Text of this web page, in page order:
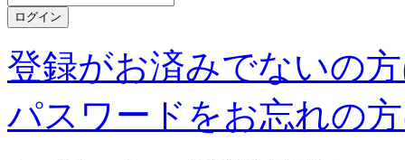
登録がお済みでないの
パスワードをお忘れの